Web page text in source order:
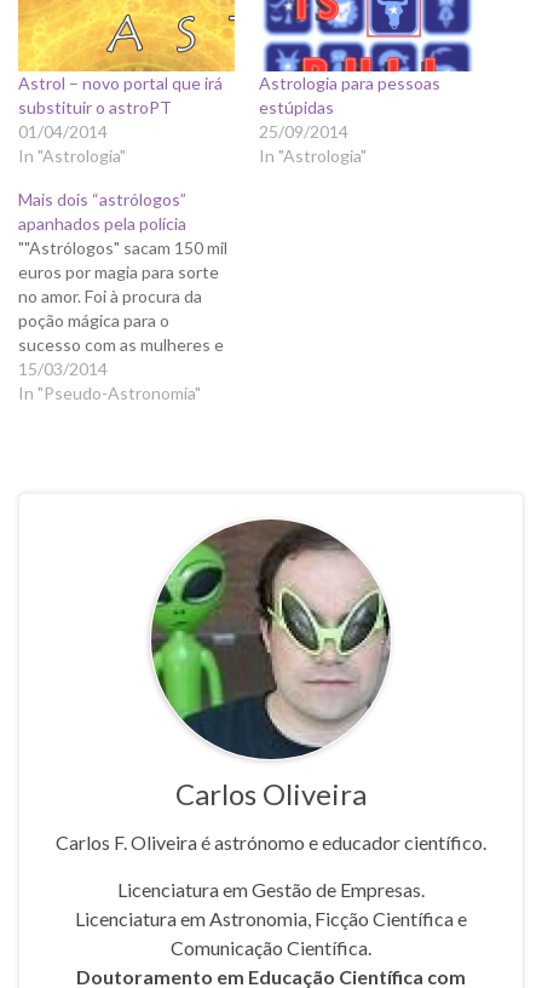
Astrol – novo portal que irá
substituir o astroPT
01/04/2014
In "Astrologia"
Astrologia para pessoas
estúpidas
25/09/2014
In "Astrologia"
Mais dois “astrólogos”
apanhados pela polícia
""Astrólogos" sacam 150 mil
euros por magia para sorte
no amor. Foi à procura da
poção mágica para o
sucesso com as mulheres e
fascinou-se com promessas
de riqueza. Acabou
15/03/2014
In "Pseudo-Astronomia"
Carlos Oliveira
Carlos F. Oliveira é astrónomo e educador científico.
Licenciatura em Gestão de Empresas.
Licenciatura em Astronomia, Ficção Científica e
Comunicação Científica.
Doutoramento em Educação Científica com